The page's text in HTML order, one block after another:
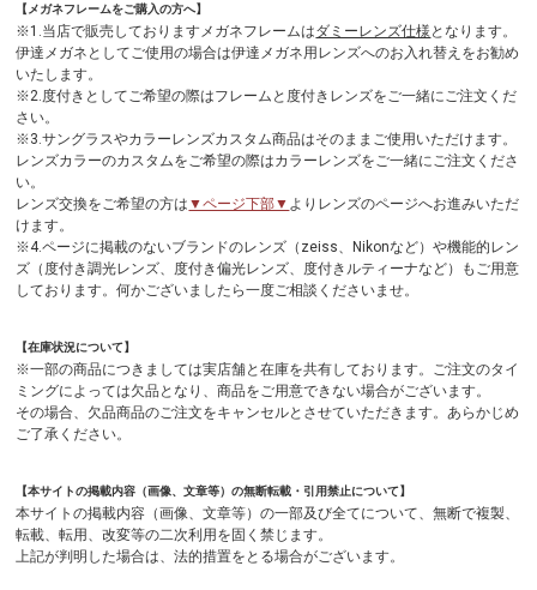
【メガネフレームをご購入の方へ】
※1.当店で販売しておりますメガネフレームはダミーレンズ仕様 となります。
伊達メガネとしてご使用の場合は伊達メガネ用レンズへのお入れ替えをお勧め
いたします。
※2.度付きとしてご希望の際はフレームと度付きレンズをご一緒にご注文くだ
さい。
※3.サングラスやカラーレンズカスタム商品はそのままご使用いただけます。
レンズカラーのカスタムをご希望の際はカラーレンズをご一緒にご注文くださ
い。
レンズ交換をご希望の方は ▼ページ下部▼ よりレンズのページへお進みいただ
けます。
※4.ページに掲載のないブランドのレンズ（zeiss、Nikonなど）や機能的レン
ズ（度付き調光レンズ、度付き偏光レンズ、度付きルティーナなど）もご用意
しております。何かございましたら一度ご相談くださいませ。
【在庫状況について】
※一部の商品につきましては実店舗と在庫を共有しております。ご注文のタイ
ミングによっては欠品となり、商品をご用意できない場合がございます。
その場合、欠品商品のご注文をキャンセルとさせていただきます。あらかじめ
ご了承ください。
【本サイトの掲載内容（画像、文章等）の無断転載・引用禁止について】
本サイトの掲載内容（画像、文章等）の一部及び全てについて、無断で複製、
転載、転用、改変等の二次利用を固く禁じます。
上記が判明した場合は、法的措置をとる場合がございます。